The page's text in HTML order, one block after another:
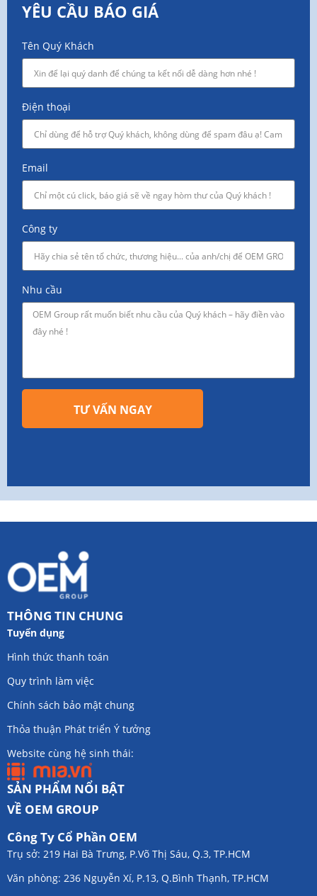
YÊU CẦU BÁO GIÁ
Tên Quý Khách
Điện thoại
Email
Công ty
Nhu cầu
TƯ VẤN NGAY
THÔNG TIN CHUNG
Tuyển dụng
Hình thức thanh toán
Quy trình làm việc
Chính sách bảo mật chung
Thỏa thuận Phát triển Ý tưởng
Website cùng hệ sinh thái:
SẢN PHẨM NỔI BẬT
VỀ OEM GROUP
Công Ty Cổ Phần OEM
Trụ sở: 219 Hai Bà Trưng, P.Võ Thị Sáu, Q.3, TP.HCM
Văn phòng: 236 Nguyễn Xí, P.13, Q.Bình Thạnh, TP.HCM